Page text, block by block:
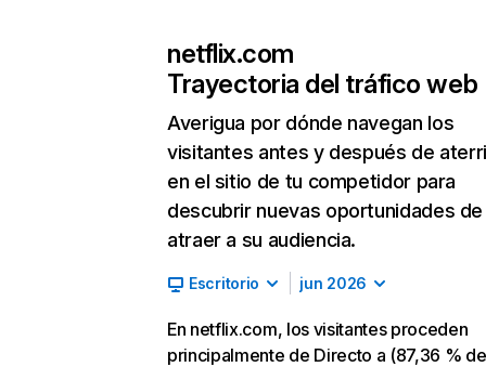
netflix.com
Trayectoria del tráfico web
Averigua por dónde navegan los
visitantes antes y después de
en el sitio de tu competidor para
descubrir nuevas oportunidades de
atraer a su audiencia.
Escritorio jun 2026
En netflix.com, los visitantes proceden
principalmente de Directo a (87,36 % de